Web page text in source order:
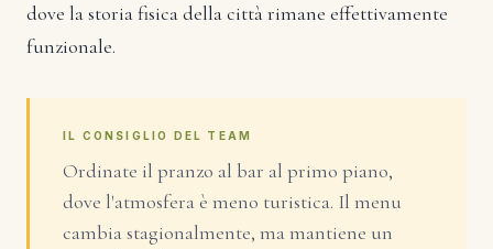
dove la storia fisica della città rimane effettivamente
funzionale.
IL CONSIGLIO DEL TEAM
Ordinate il pranzo al bar al primo piano,
dove l'atmosfera è meno turistica. Il menu
cambia stagionalmente, ma mantiene un